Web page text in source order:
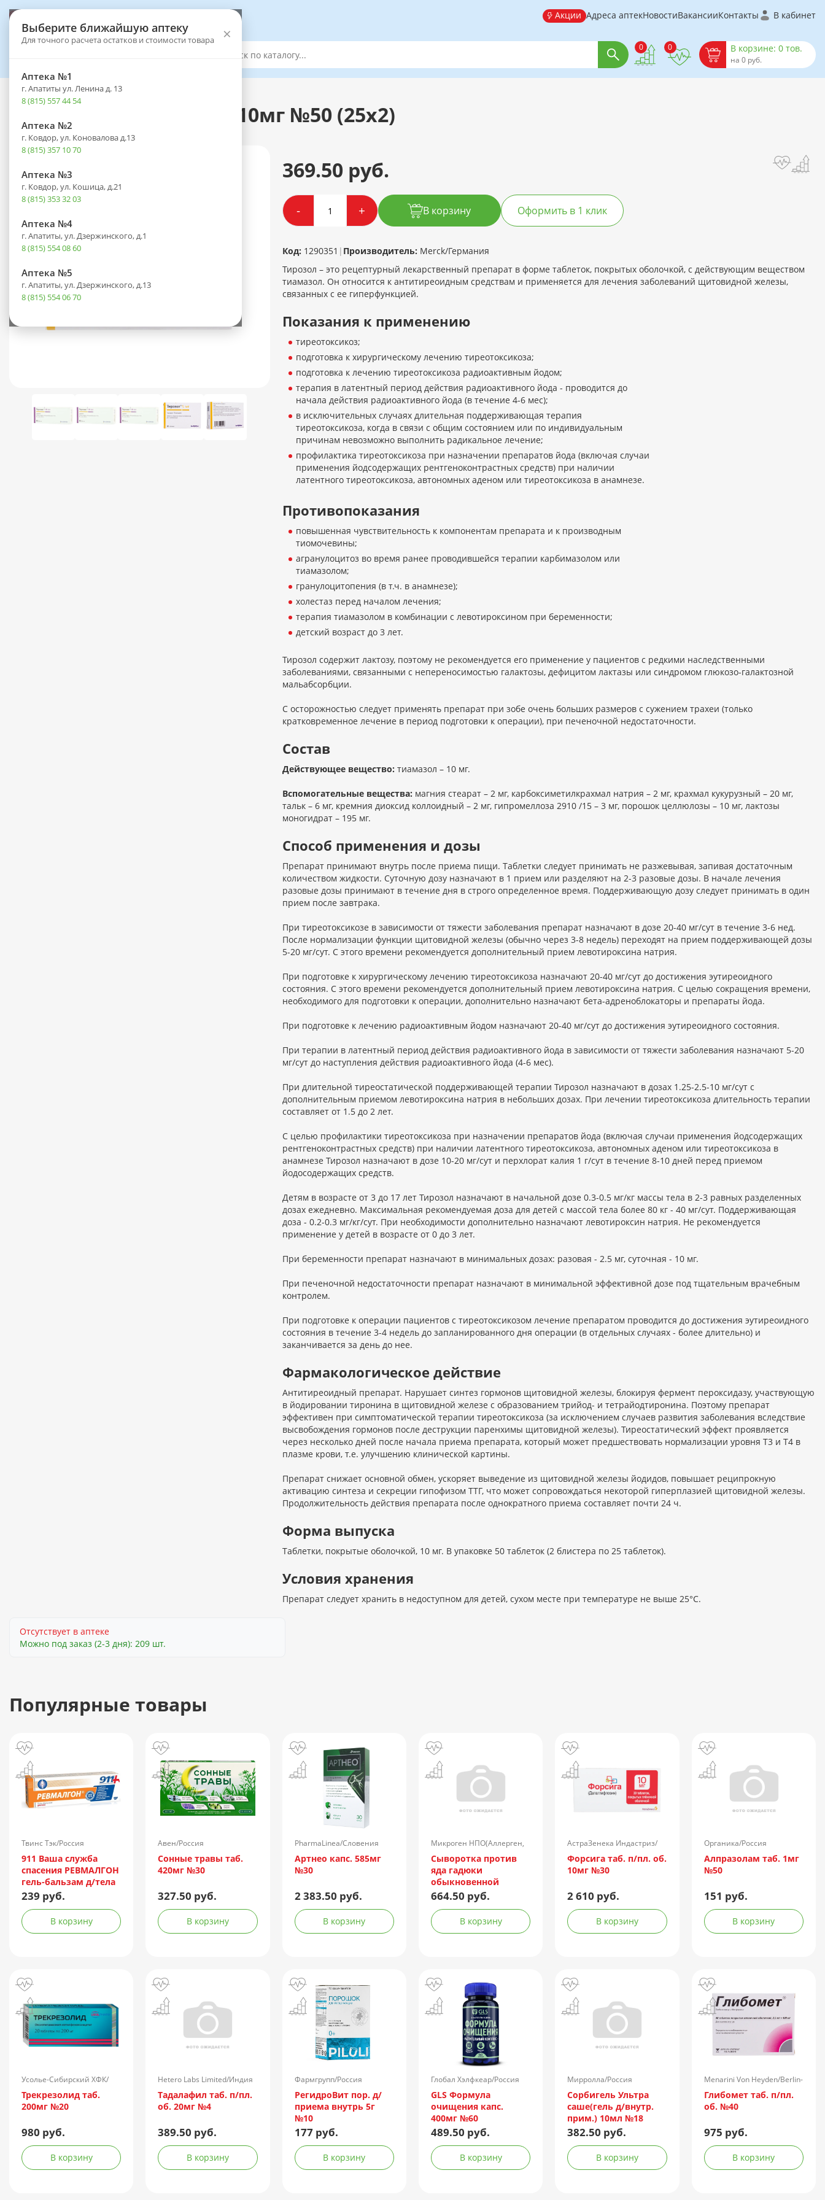
Выберите ближайшую аптеку
Для точного расчета остатков и стоимости товара ×
Аптека №1
г. Апатиты ул. Ленина д. 13
8 (815) 557 44 54
Аптека №2
г. Ковдор, ул. Коновалова д.13
8 (815) 357 10 70
Аптека №3
г. Ковдор, ул. Кошица, д.21
8 (815) 353 32 03
Аптека №4
г. Апатиты, ул. Дзержинского, д.1
8 (815) 554 08 60
Аптека №5
г. Апатиты, ул. Дзержинского, д.13
8 (815) 554 06 70
Акции Адреса аптекНовостиВакансииКонтакты В кабинет
0 0 В корзине: 0 тов.
на 0 руб.
Каталог - Лекарственные препараты
Тирозол таб. п/пл. об. 10мг №50 (25х2)
369.50 руб.
- + В корзину Оформить в 1 клик
Код: 1290351 | Производитель: Merck/Германия
Тирозол – это рецептурный лекарственный препарат в форме таблеток, покрытых оболочкой, с действующим веществом
тиамазол. Он относится к антитиреоидным средствам и применяется для лечения заболеваний щитовидной железы,
связанных с ее гиперфункцией.
Показания к применению
тиреотоксикоз;
подготовка к хирургическому лечению тиреотоксикоза;
подготовка к лечению тиреотоксикоза радиоактивным йодом;
терапия в латентный период действия радиоактивного йода - проводится до
начала действия радиоактивного йода (в течение 4-6 мес);
в исключительных случаях длительная поддерживающая терапия
тиреотоксикоза, когда в связи с общим состоянием или по индивидуальным
причинам невозможно выполнить радикальное лечение;
профилактика тиреотоксикоза при назначении препаратов йода (включая случаи
применения йодсодержащих рентгеноконтрастных средств) при наличии
латентного тиреотоксикоза, автономных аденом или тиреотоксикоза в анамнезе.
Противопоказания
повышенная чувствительность к компонентам препарата и к производным
тиомочевины;
агранулоцитоз во время ранее проводившейся терапии карбимазолом или
тиамазолом;
гранулоцитопения (в т.ч. в анамнезе);
холестаз перед началом лечения;
терапия тиамазолом в комбинации с левотироксином при беременности;
детский возраст до 3 лет.
Тирозол содержит лактозу, поэтому не рекомендуется его применение у пациентов с редкими наследственными
заболеваниями, связанными с непереносимостью галактозы, дефицитом лактазы или синдромом глюкозо-галактозной
мальабсорбции.
С осторожностью следует применять препарат при зобе очень больших размеров с сужением трахеи (только
кратковременное лечение в период подготовки к операции), при печеночной недостаточности.
Состав
Действующее вещество: тиамазол – 10 мг.
Вспомогательные вещества: магния стеарат – 2 мг, карбоксиметилкрахмал натрия – 2 мг, крахмал кукурузный – 20 мг,
тальк – 6 мг, кремния диоксид коллоидный – 2 мг, гипромеллоза 2910 /15 – 3 мг, порошок целлюлозы – 10 мг, лактозы
моногидрат – 195 мг.
Способ применения и дозы
Препарат принимают внутрь после приема пищи. Таблетки следует принимать не разжевывая, запивая достаточным
количеством жидкости. Суточную дозу назначают в 1 прием или разделяют на 2-3 разовые дозы. В начале лечения
разовые дозы принимают в течение дня в строго определенное время. Поддерживающую дозу следует принимать в один
прием после завтрака.
При тиреотоксикозе в зависимости от тяжести заболевания препарат назначают в дозе 20-40 мг/сут в течение 3-6 нед.
После нормализации функции щитовидной железы (обычно через 3-8 недель) переходят на прием поддерживающей дозы
5-20 мг/сут. С этого времени рекомендуется дополнительный прием левотироксина натрия.
При подготовке к хирургическому лечению тиреотоксикоза назначают 20-40 мг/сут до достижения эутиреоидного
состояния. С этого времени рекомендуется дополнительный прием левотироксина натрия. С целью сокращения времени,
необходимого для подготовки к операции, дополнительно назначают бета-адреноблокаторы и препараты йода.
При подготовке к лечению радиоактивным йодом назначают 20-40 мг/сут до достижения эутиреоидного состояния.
При терапии в латентный период действия радиоактивного йода в зависимости от тяжести заболевания назначают 5-20
мг/сут до наступления действия радиоактивного йода (4-6 мес).
При длительной тиреостатической поддерживающей терапии Тирозол назначают в дозах 1.25-2.5-10 мг/сут с
дополнительным приемом левотироксина натрия в небольших дозах. При лечении тиреотоксикоза длительность терапии
составляет от 1.5 до 2 лет.
С целью профилактики тиреотоксикоза при назначении препаратов йода (включая случаи применения йодсодержащих
рентгеноконтрастных средств) при наличии латентного тиреотоксикоза, автономных аденом или тиреотоксикоза в
анамнезе Тирозол назначают в дозе 10-20 мг/сут и перхлорат калия 1 г/сут в течение 8-10 дней перед приемом
йодосодержащих средств.
Детям в возрасте от 3 до 17 лет Тирозол назначают в начальной дозе 0.3-0.5 мг/кг массы тела в 2-3 равных разделенных
дозах ежедневно. Максимальная рекомендуемая доза для детей с массой тела более 80 кг - 40 мг/сут. Поддерживающая
доза - 0.2-0.3 мг/кг/сут. При необходимости дополнительно назначают левотироксин натрия. Не рекомендуется
применение у детей в возрасте от 0 до 3 лет.
При беременности препарат назначают в минимальных дозах: разовая - 2.5 мг, суточная - 10 мг.
При печеночной недостаточности препарат назначают в минимальной эффективной дозе под тщательным врачебным
контролем.
При подготовке к операции пациентов с тиреотоксикозом лечение препаратом проводится до достижения эутиреоидного
состояния в течение 3-4 недель до запланированного дня операции (в отдельных случаях - более длительно) и
заканчивается за день до нее.
Фармакологическое действие
Антитиреоидный препарат. Нарушает синтез гормонов щитовидной железы, блокируя фермент пероксидазу, участвующую
в йодировании тиронина в щитовидной железе с образованием трийод- и тетрайодтиронина. Поэтому препарат
эффективен при симптоматической терапии тиреотоксикоза (за исключением случаев развития заболевания вследствие
высвобождения гормонов после деструкции паренхимы щитовидной железы). Тиреостатический эффект проявляется
через несколько дней после начала приема препарата, который может предшествовать нормализации уровня T3 и Т4 в
плазме крови, т.е. улучшению клинической картины.
Препарат снижает основной обмен, ускоряет выведение из щитовидной железы йодидов, повышает реципрокную
активацию синтеза и секреции гипофизом ТТГ, что может сопровождаться некоторой гиперплазией щитовидной железы.
Продолжительность действия препарата после однократного приема составляет почти 24 ч.
Форма выпуска
Таблетки, покрытые оболочкой, 10 мг. В упаковке 50 таблеток (2 блистера по 25 таблеток).
Условия хранения
Препарат следует хранить в недоступном для детей, сухом месте при температуре не выше 25°C.
Отсутствует в аптеке
Можно под заказ (2-3 дня): 209 шт.
Популярные товары
Твинс Тэк/Россия
911 Ваша служба
спасения РЕВМАЛГОН
гель-бальзам д/тела
100мл
239 руб.
В корзину
Авен/Россия
Сонные травы таб.
420мг №30
327.50 руб.
В корзину
PharmaLinea/Словения
Артнео капс. 585мг
№30
2 383.50 руб.
В корзину
Микроген НПО(Аллерген,
г.Ставрополь)/Россия
Сыворотка против
яда гадюки
обыкновенной
лошадиная
очищенная
концентрированная
жидкая амп.(р-р д/
664.50 руб.
В корзину
АстраЗенека Индастриз/
Россия
Форсига таб. п/пл. об.
10мг №30
2 610 руб.
В корзину
Органика/Россия
Алпразолам таб. 1мг
№50
151 руб.
В корзину
Усолье-Сибирский ХФК/
Россия
Трекрезолид таб.
200мг №20
980 руб.
В корзину
Hetero Labs Limited/Индия
Тадалафил таб. п/пл.
об. 20мг №4
389.50 руб.
В корзину
Фармгрупп/Россия
РегидроВит пор. д/
приема внутрь 5г
№10
177 руб.
В корзину
Глобал Хэлфкеар/Россия
GLS Формула
очищения капс.
400мг №60
489.50 руб.
В корзину
Мирролла/Россия
Сорбигель Ультра
саше(гель д/внутр.
прим.) 10мл №18
382.50 руб.
В корзину
Menarini Von Heyden/Berlin-
Chemie/Германия
Глибомет таб. п/пл.
об. №40
975 руб.
В корзину